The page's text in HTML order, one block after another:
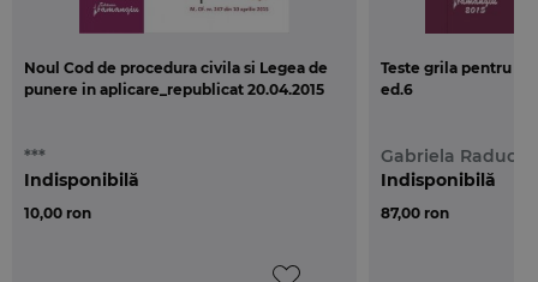
Noul Cod de procedura penala. Legile de
Constitutionale din data de 9 iunie 2015 referitor la
procesului penal se solutioneaza „fara participarea
partilor si a procurorului”, cuprinsa in art. 4884 alin.
(5) din Codul de procedura penala.
Noul Cod de procedura civila si Legea de
punere in aplicare_republicat 20.04.2015
***
10,00 ron
Indisponibilă
Teste grila pentru
ed.6
Gabriela Raducan
87,00 ron
Indisponibilă